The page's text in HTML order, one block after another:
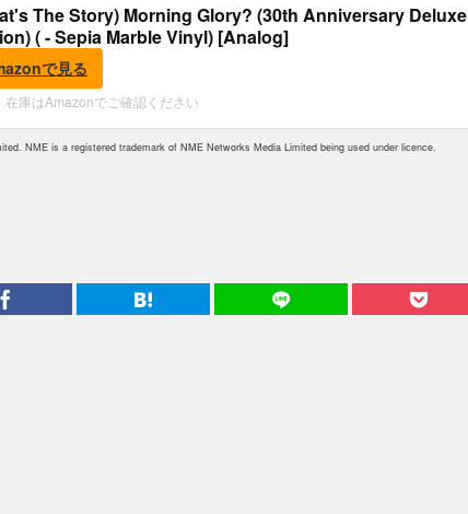
The Story) Morning Glory? (30th Anniversary Deluxe
( - Sepia Marble Vinyl) [Analog]
で見る
在庫はAmazonでご確認ください
NME is a registered trademark of NME Networks Media Limited being used under licence.